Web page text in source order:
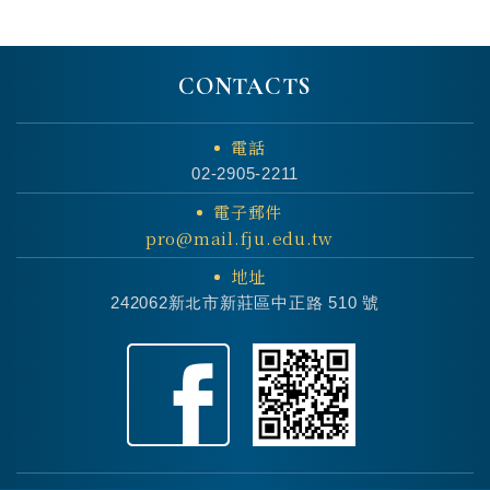
CONTACTS
電話
02-2905-2211
電子郵件
pro@mail.fju.edu.tw
地址
242062新北市新莊區中正路 510 號